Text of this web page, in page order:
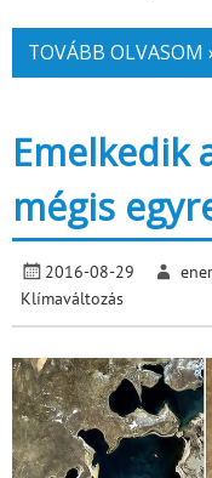
TOVÁBB OLVASOM
Emelkedik
mégis
2016-08-29
Klímaváltozás